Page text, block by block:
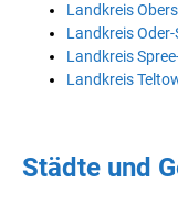
Landkreis
Landkreis Oder-
Landkreis
Landkreis
Städte und